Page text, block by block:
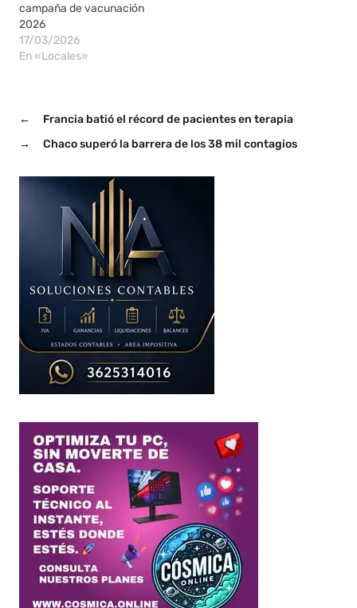
campaña de vacunación
2026
17/03/2026
En «Locales»
←
Francia batió el récord de pacientes en terapia
→
Chaco superó la barrera de los 38 mil contagios